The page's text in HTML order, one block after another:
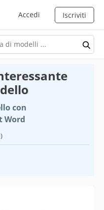
Accedi Iscriviti
con
Word